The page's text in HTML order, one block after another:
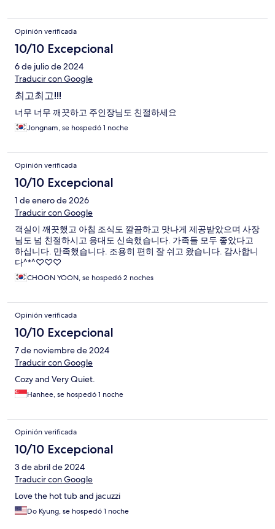
Opinión verificada
10/10 Excepcional
6 de julio de 2024
Traducir con Google
최고최고!!!
너무 너무 깨끗하고 주인장님도 친절하세요
Jongnam, se hospedó 1 noche
Opinión verificada
10/10 Excepcional
1 de enero de 2026
Traducir con Google
객실이 깨끗했고 아침 조식도 깔끔하고 맛나게 제공받았으며 사장
님도 넘 친절하시고 응대도 신속했습니다. 가족들 모두 좋았다고
하십니다. 만족했습니다. 조용히 편히 잘 쉬고 왔습니다. 감사합니
다^*^♡♡♡
CHOON YOON, se hospedó 2 noches
Opinión verificada
10/10 Excepcional
7 de noviembre de 2024
Traducir con Google
Cozy and Very Quiet.
Hanhee, se hospedó 1 noche
Opinión verificada
10/10 Excepcional
3 de abril de 2024
Traducir con Google
Love the hot tub and jacuzzi
Do Kyung, se hospedó 1 noche